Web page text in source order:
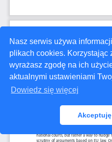
Nasz serwis używa
plikach cookies. Korzystając
wyrażasz zgodę na ich
aktualnymi ustawieniami
Dowiedz się więcej
Akceptuję